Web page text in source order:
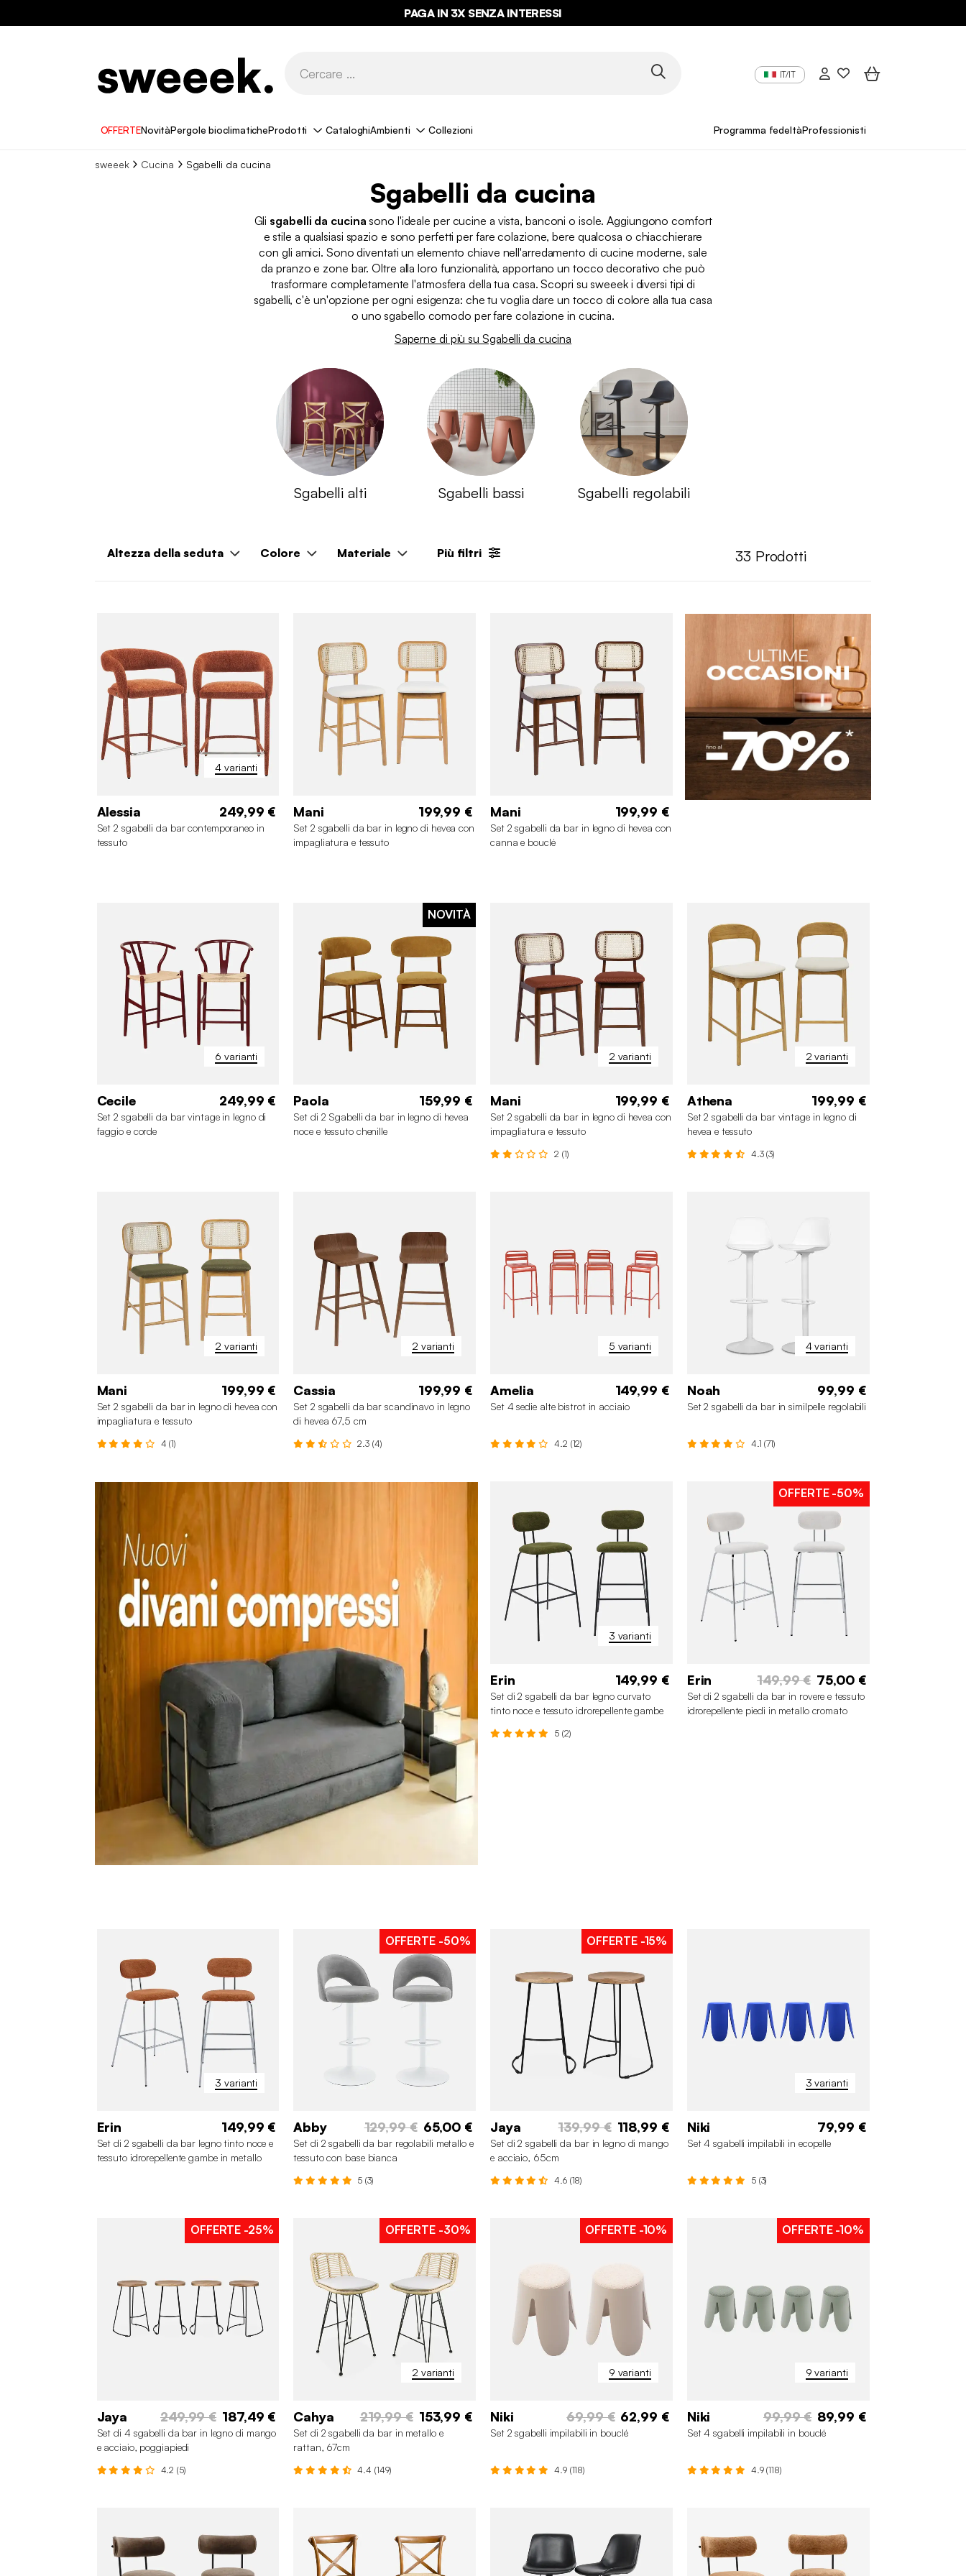
PAGA IN 3X SENZA INTERESSI
IT/IT
OFFERTENovitàPergole bioclimaticheProdotti CataloghiAmbienti Collezioni Programma fedeltàProfessionisti
sweeek Cucina Sgabelli da cucina​
Sgabelli da cucina​
Gli sgabelli da cucina sono l'ideale per cucine a vista, banconi o isole. Aggiungono comfort
e stile a qualsiasi spazio e sono perfetti per fare colazione, bere qualcosa o chiacchierare
con gli amici. Sono diventati un elemento chiave nell'arredamento di cucine moderne, sale
da pranzo e zone bar. Oltre alla loro funzionalità, apportano un tocco decorativo che può
trasformare completamente l'atmosfera della tua casa. Scopri su sweeek i diversi tipi di
sgabelli, c'è un'opzione per ogni esigenza: che tu voglia dare un tocco di colore alla tua casa
o uno sgabello comodo per fare colazione in cucina.
Saperne di più su Sgabelli da cucina​
Sgabelli alti Sgabelli bassi Sgabelli regolabili
Altezza della seduta Colore Materiale Più filtri 33 Prodotti
4 varianti
Alessia 249,99 €
Set 2 sgabelli da bar contemporaneo in
tessuto
Mani 199,99 €
Set 2 sgabelli da bar in legno di hevea con
impagliatura e tessuto
Mani 199,99 €
Set 2 sgabelli da bar in legno di hevea con
canna e bouclé
+1
6 varianti
Cecile 249,99 €
Set 2 sgabelli da bar vintage in legno di
faggio e corde
NOVITÀ
Paola 159,99 €
Set di 2 Sgabelli da bar in legno di hevea
noce e tessuto chenille
2 varianti
Mani 199,99 €
Set 2 sgabelli da bar in legno di hevea con
impagliatura e tessuto
2 (1)
2 varianti
Athena 199,99 €
Set 2 sgabelli da bar vintage in legno di
hevea e tessuto
4.3 (3)
2 varianti
Mani 199,99 €
Set 2 sgabelli da bar in legno di hevea con
impagliatura e tessuto
4 (1)
2 varianti
Cassia 199,99 €
Set 2 sgabelli da bar scandinavo in legno
di hevea 67,5 cm
2.3 (4)
5 varianti
Amelia 149,99 €
Set 4 sedie alte bistrot in acciaio
4.2 (12)
4 varianti
Noah 99,99 €
Set 2 sgabelli da bar in similpelle regolabili
4.1 (71)
3 varianti
Erin 149,99 €
Set di 2 sgabelli da bar legno curvato
tinto noce e tessuto idrorepellente gambe
5 (2)
OFFERTE-50%
Erin 149,99 € 75,00 €
Set di 2 sgabelli da bar in rovere e tessuto
idrorepellente piedi in metallo cromato
3 varianti
Erin 149,99 €
Set di 2 sgabelli da bar legno tinto noce e
tessuto idrorepellente gambe in metallo
OFFERTE -50%
Abby 129,99 € 65,00 €
Set di 2 sgabelli da bar regolabili metallo e
tessuto con base bianca
5 (3)
OFFERTE-15%
Jaya 139,99 € 118,99 €
Set di 2 sgabelli da bar in legno di mango
e acciaio, 65cm
4.6 (18)
3 varianti
Niki 79,99 €
Set 4 sgabelli impilabili in ecopelle
5 (3)
OFFERTE -25%
Jaya 249,99 € 187,49 €
Set di 4 sgabelli da bar in legno di mango
e acciaio, poggiapiedi
4.2 (5)
2 varianti
OFFERTE -30%
Cahya 219,99 € 153,99 €
Set di 2 sgabelli da bar in metallo e
rattan, 67cm
4.4 (149)
+4
9 varianti
OFFERTE-10%
Niki 69,99 € 62,99 €
Set 2 sgabelli impilabili in bouclé
4.9 (118)
+4
9 varianti
OFFERTE-10%
Niki 99,99 € 89,99 €
Set 4 sgabelli impilabili in bouclé
4.9 (118)